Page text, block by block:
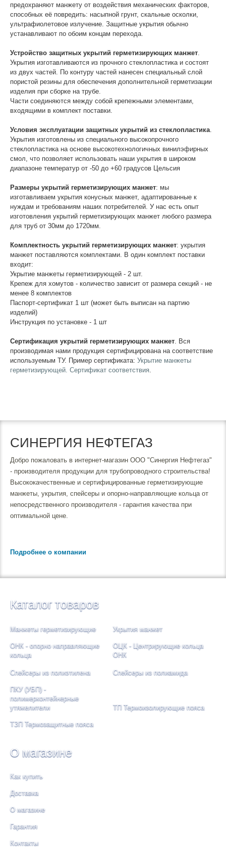
предохраняют манжету от воздействия механических факторов,
способных её повредить: насыпной грунт, скальные осколки,
ультрафиолетовое излучение. Защитные укрытия обычно
устанавливают по обоим концам перехода.
Устройство защитных укрытий герметизирующих манжет
Укрытия изготавливаются из прочного стеклопластика и состоят
из двух частей. По контуру частей нанесен специальный слой
пористой резины для обеспечения дополнительной герметизации
изделия при сборке на трубе.
Части соединяются между собой крепежными элементами,
входящими в комплект поставки.
Условия эксплуатации защитных укрытий из стеклопластика
Укрытия изготовлены из специального высокопрочного
стеклопластика на основе высокотехнологичных винилэфирных
смол, что позволяет использовать наши укрытия в широком
диапазоне температур от -50 до +60 градусов Цельсия
Размеры укрытий герметизирующих манжет: мы
изготавливаем укрытия конусных манжет, адаптированные к
нуждам и требованиям наших потребителей. У нас есть опыт
изготовления укрытий герметизирующих манжет любого размера
для труб от 30мм до 1720мм.
Комплектность укрытий герметизирующих манжет: укрытия
манжет поставляются комплектами. В один комплект поставки
входит:
Укрытие манжеты герметизирующей - 2 шт.
Крепеж для хомутов - количество зависит от размера секций - не
менее 8 комплектов
Паспорт-сертификат 1 шт (может быть выписан на партию
изделий)
Инструкция по установке - 1 шт
Сертификация укрытий герметизирующих манжет . Вся
производимая нами продукция сертифицирована на соответствие
используемым ТУ. Пример сертификата: Укрытие манжеты
герметизирующей. Сертификат соответствия
СИНЕРГИЯ НЕФТЕГАЗ
Добро пожаловать в интернет-магазин ООО "Синергия Нефтегаз"
- производителя продукции для трубопроводного строительства!
Высококачественные и сертифицированные герметизирующие
манжеты, укрытия, спейсеры и опорно-направляющие кольца от
непосредственного производителя - гарантия качества при
оптимальной цене.
Подробнее о компании
Каталог товаров
Манжеты герметизирующие Укрытия манжет
ОНК - опорно направляющие
кольца
ОЦК - Центрирующие кольца
ОНК
Спейсеры из полиэтилена Спейсеры из полиамида
ПКУ (УБП) -
полимерконтейнерные
утяжелители
ТП Термоизолирующие пояса
ТЗП Термозащитные пояса
О магазине
Как купить
Доставка
О магазине
Гарантия
Контакты